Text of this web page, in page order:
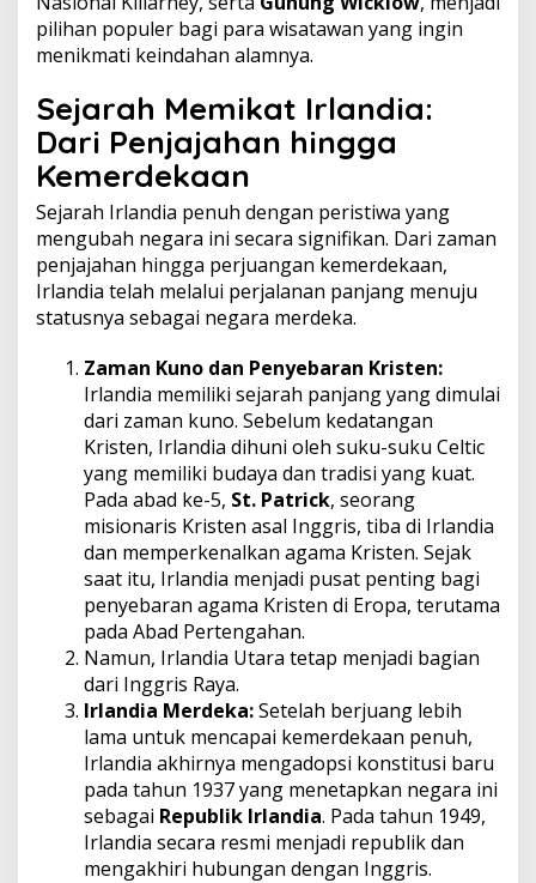
pilihan populer bagi para wisatawan yang ingin
menikmati keindahan alamnya.
Sejarah Memikat Irlandia:
Dari Penjajahan hingga
Kemerdekaan
Sejarah Irlandia penuh dengan peristiwa yang
mengubah negara ini secara signifikan. Dari zaman
penjajahan hingga perjuangan kemerdekaan,
Irlandia telah melalui perjalanan panjang menuju
statusnya sebagai negara merdeka.
Zaman Kuno dan Penyebaran Kristen:
Irlandia memiliki sejarah panjang yang dimulai
dari zaman kuno. Sebelum kedatangan
Kristen, Irlandia dihuni oleh suku-suku Celtic
yang memiliki budaya dan tradisi yang kuat.
Pada abad ke-5, St. Patrick, seorang
misionaris Kristen asal Inggris, tiba di Irlandia
dan memperkenalkan agama Kristen. Sejak
saat itu, Irlandia menjadi pusat penting bagi
penyebaran agama Kristen di Eropa, terutama
pada Abad Pertengahan.
Namun, Irlandia Utara tetap menjadi bagian
dari Inggris Raya.
Irlandia Merdeka:Setelah berjuang lebih
lama untuk mencapai kemerdekaan penuh,
Irlandia akhirnya mengadopsi konstitusi baru
pada tahun 1937 yang menetapkan negara ini
sebagai Republik Irlandia. Pada tahun 1949,
Irlandia secara resmi menjadi republik dan
mengakhiri hubungan dengan Inggris.